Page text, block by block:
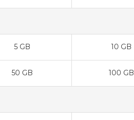
5 GB 10 GB
50 GB 100 GB